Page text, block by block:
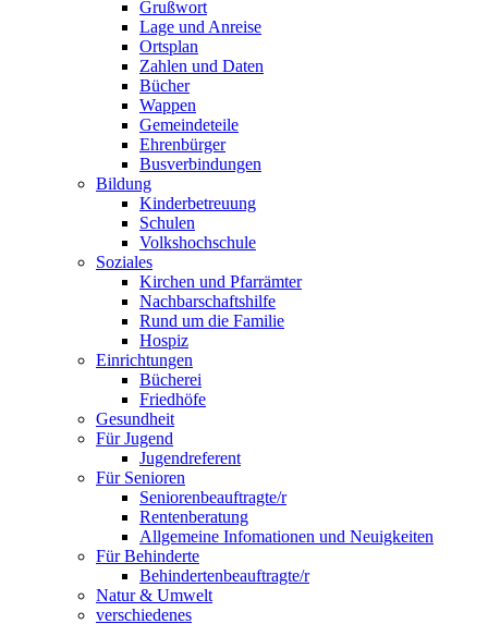
Grußwort
Lage und Anreise
Ortsplan
Zahlen und Daten
Bücher
Wappen
Gemeindeteile
Ehrenbürger
Busverbindungen
Bildung
Kinderbetreuung
Schulen
Volkshochschule
Soziales
Kirchen und Pfarrämter
Nachbarschaftshilfe
Rund um die Familie
Hospiz
Einrichtungen
Bücherei
Friedhöfe
Gesundheit
Für Jugend
Jugendreferent
Für Senioren
Seniorenbeauftragte/r
Rentenberatung
Allgemeine Infomationen und Neuigkeiten
Für Behinderte
Behindertenbeauftragte/r
Natur & Umwelt
verschiedenes